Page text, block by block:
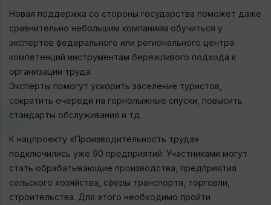
Новая поддержка со стороны государства поможет даже
сравнительно небольшим компаниям обучиться у
экспертов федерального или регионального центра
компетенций инструментам бережливого подхода к
организации труда.
Эксперты помогут ускорить заселение туристов,
сократить очереди на горнолыжные спуски, повысить
стандарты обслуживания и тд.
К нацпроекту «Производительность труда»
подключились уже 90 предприятий. Участниками могут
стать обрабатывающие производства, предприятия
сельского хозяйства, сферы транспорта, торговли,
строительства. Для этого необходимо пройти